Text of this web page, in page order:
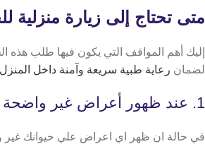
متى تحتاج إلى زيارة منزلية
إليك أهم المواقف التي يكون فيها طلب هذه
لضمان رعاية طبية سريعة وآمنة داخل المنزل
1. عند ظهور أعراض غير واضحة
في حالة ان ظهر اي اعراض علي حيوانك غير